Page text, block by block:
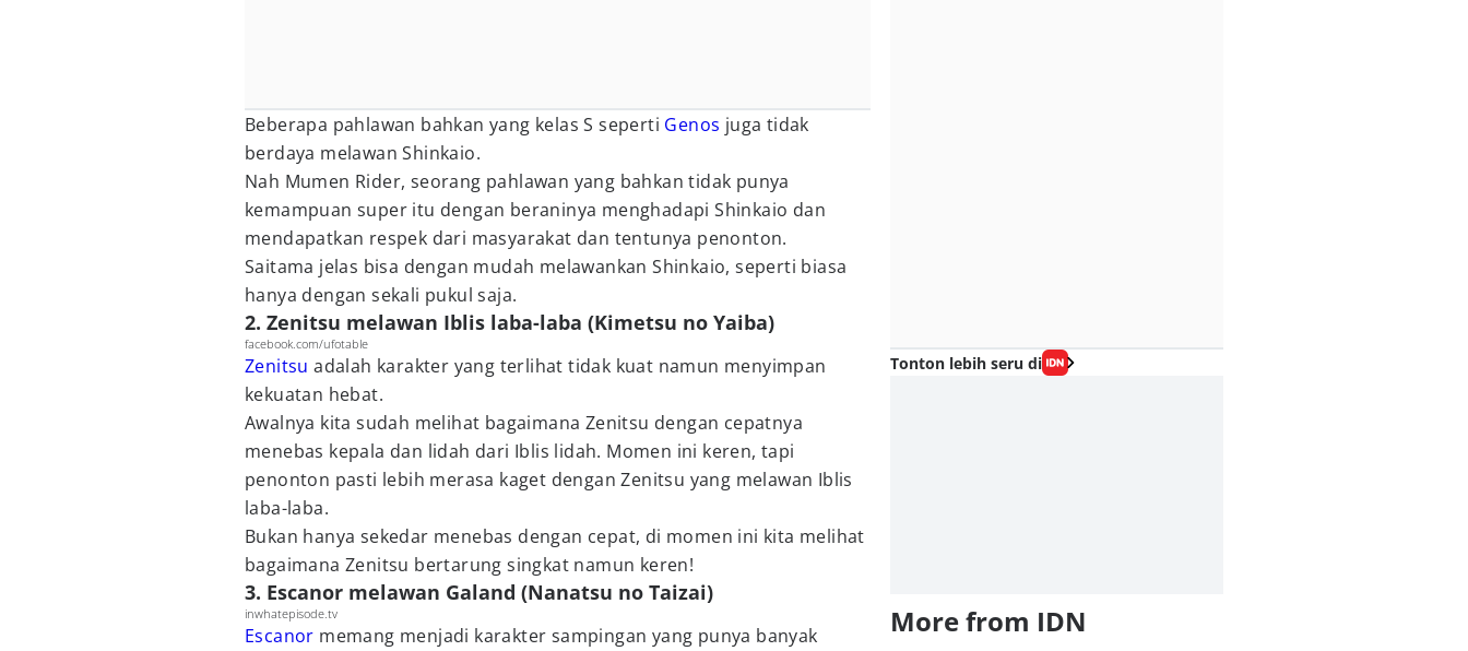
Beberapa pahlawan bahkan yang kelas S seperti Genos juga tidak
berdaya melawan Shinkaio.
Nah Mumen Rider, seorang pahlawan yang bahkan tidak punya
kemampuan super itu dengan beraninya menghadapi Shinkaio dan
mendapatkan respek dari masyarakat dan tentunya penonton.
Saitama jelas bisa dengan mudah melawankan Shinkaio, seperti biasa
hanya dengan sekali pukul saja.
2. Zenitsu melawan Iblis laba-laba (Kimetsu no Yaiba)
facebook.com/ufotable
Zenitsu adalah karakter yang terlihat tidak kuat namun menyimpan
kekuatan hebat.
Awalnya kita sudah melihat bagaimana Zenitsu dengan cepatnya
menebas kepala dan lidah dari Iblis lidah. Momen ini keren, tapi
penonton pasti lebih merasa kaget dengan Zenitsu yang melawan Iblis
laba-laba.
Bukan hanya sekedar menebas dengan cepat, di momen ini kita melihat
bagaimana Zenitsu bertarung singkat namun keren!
3. Escanor melawan Galand (Nanatsu no Taizai)
inwhatepisode.tv
Escanor memang menjadi karakter sampingan yang punya banyak
Tonton lebih seru di
More from IDN